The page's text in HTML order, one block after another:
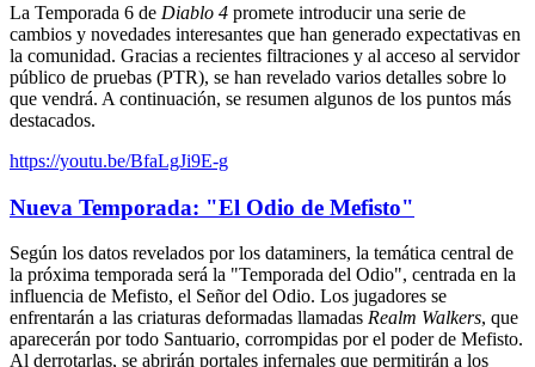
La Temporada 6 de Diablo 4 promete introducir una serie de
cambios y novedades interesantes que han generado expectativas en
la comunidad. Gracias a recientes filtraciones y al acceso al servidor
público de pruebas (PTR), se han revelado varios detalles sobre lo
que vendrá. A continuación, se resumen algunos de los puntos más
destacados.
https://youtu.be/BfaLgJi9E-g
Nueva Temporada: "El Odio de Mefisto"
Según los datos revelados por los dataminers, la temática central de
la próxima temporada será la "Temporada del Odio", centrada en la
influencia de Mefisto, el Señor del Odio. Los jugadores se
enfrentarán a las criaturas deformadas llamadas Realm Walkers, que
aparecerán por todo Santuario, corrompidas por el poder de Mefisto.
Al derrotarlas, se abrirán portales infernales que permitirán a los